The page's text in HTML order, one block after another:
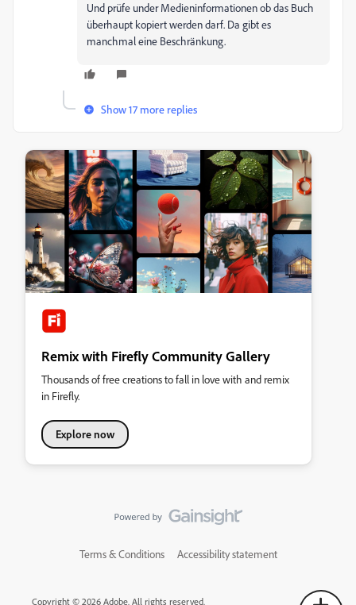
Und prüfe under Medieninformationen ob das Buch
überhaupt kopiert werden darf. Da gibt es
manchmal eine Beschränkung.
Show 17 more replies
Remix with Firefly Community Gallery
Thousands of free creations to fall in love with and remix
in Firefly.
Explore now
Terms & Conditions Accessibility statement
Copyright © 2026 Adobe. All rights reserved.